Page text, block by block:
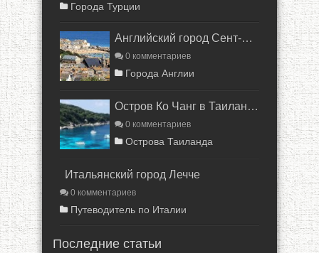
Города Турции
Английский город Сент-Айвс
0 комментариев
Города Англии
Остров Ко Чанг в Таиланде
0 комментариев
Острова Таиланда
Итальянский город Лечче
0 комментариев
Путеводитель по Италии
Последние статьи